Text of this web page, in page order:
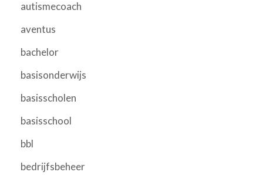
autismecoach
aventus
bachelor
basisonderwijs
basisscholen
basisschool
bbl
bedrijfsbeheer